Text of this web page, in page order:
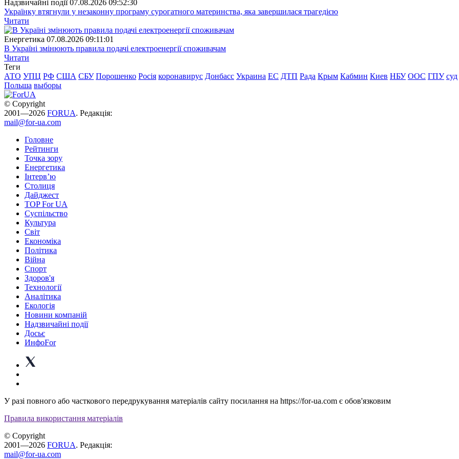
Надзвичайні події 07.08.2026 09:52:30
Українку втягнули у незаконну програму сурогатного материнства, яка завершилася трагедією
Читати
Енергетика 07.08.2026 09:11:01
В Україні змінюють правила подачі електроенергії споживачам
Читати
Теги
АТО УПЦ РФ США СБУ Порошенко Росія коронавирус Донбасс Украина ЕС ДТП Рада Крым Кабмин Киев НБУ ООС ГПУ суд
Польша выборы
© Copyright
2001—2026 FORUA. Редакція:
mail@for-ua.com
Головне
Рейтинги
Точка зору
Енергетика
Інтерв’ю
Столиця
Дайджест
TOP For UA
Суспiльство
Культура
Світ
Економіка
Політика
Війна
Спорт
Здоров'я
Технології
Аналітика
Екологія
Новини компаній
Надзвичайні події
Досьє
ИнфоFor
У разі повного або часткового передрукування матеріалів сайту посилання на https://for-ua.com є обов'язковим
Правила використання матеріалів
© Copyright
2001—2026 FORUA. Редакція:
mail@for-ua.com